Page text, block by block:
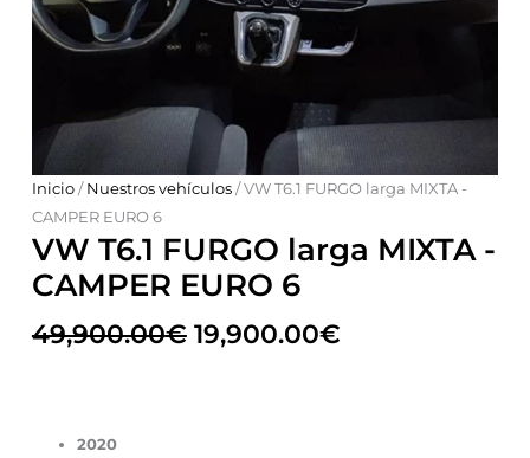
Inicio/ Nuestros vehículos/ VW T6.1 FURGO larga MIXTA -
CAMPER EURO 6
VW T6.1 FURGO larga MIXTA -
CAMPER EURO 6
49,900.00€ 19,900.00€
2020